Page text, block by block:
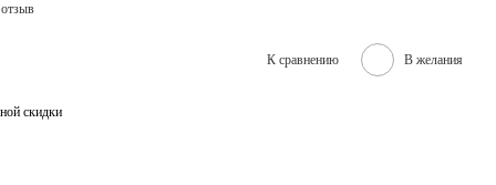
К сравнению В желания
скидки